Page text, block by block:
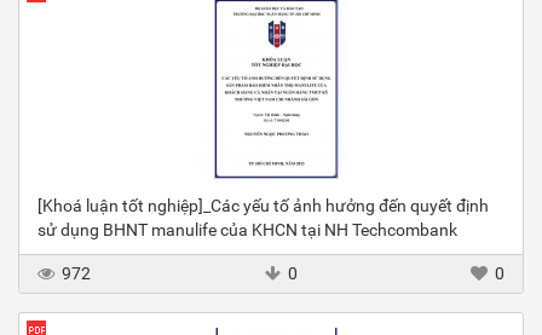
[Khoá luận tốt nghiệp]_Các yếu tố ảnh hưởng đến quyết định
sử dụng BHNT manulife của KHCN tại NH Techcombank
972 0 0